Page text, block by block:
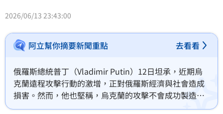
2026/06/13 23:43:00
阿立幫你摘要新聞重點 去看看
俄羅斯總統普丁（Vladimir Putin）12日坦承，近期烏
克蘭遠程攻擊行動的激增，正對俄羅斯經濟與社會造成
損害。然而，他也堅稱，烏克蘭的攻擊不會成功製造社
會分裂，而且俄羅斯經濟將迅速恢復。